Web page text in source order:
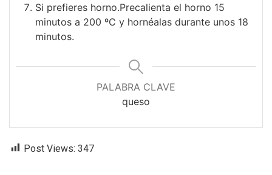
Si prefieres horno.Precalienta el horno 15
minutos a 200 ºC y hornéalas durante unos 18
minutos.
PALABRA CLAVE
queso
Post Views: 347